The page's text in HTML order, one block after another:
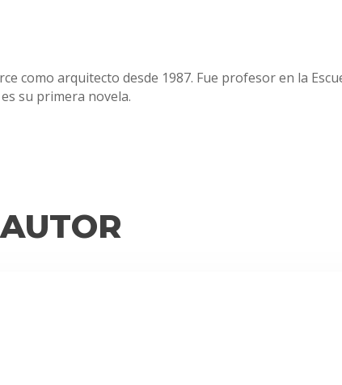
como arquitecto desde 1987. Fue profesor en la
su primera novela.